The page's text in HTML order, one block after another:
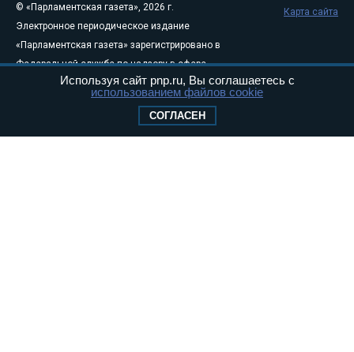
© «Парламентская газета», 2026 г.
Электронное периодическое издание
«Парламентская газета» зарегистрировано в
Федеральной службе по надзору в сфере
связи, информационных технологий и
массовых коммуникаций (Роскомнадзор) 05
Свидетельство о регистрации Эл № ФС77-
Карта сайта
Используя сайт pnp.ru, Вы соглашаетесь с
использованием файлов cookie
СОГЛАСЕН